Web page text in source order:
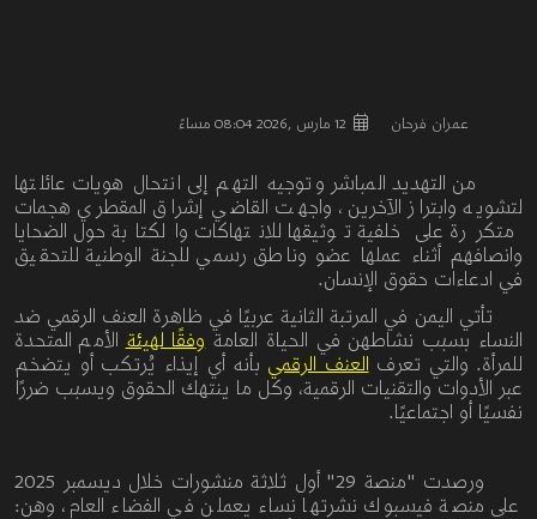
عمران فرحان 12 مارس ,2026 08:04 مساءً
من التهديد المباشر وتوجيه التهم إلى انتحال هويات عائلتها
لتشويه وابتراز الآخرين، واجهت القاضي إشراق المقطري هجمات
متكررة على خلفية توثيقها للانتهاكات والكتابة حول الضحايا
وانصافهم أثناء عملها عضو وناطق رسمي للجنة الوطنية للتحقيق
في ادعاءات حقوق الإنسان.
تأتي اليمن في المرتبة الثانية عربيًا في ظاهرة العنف الرقمي ضد
النساء بسبب نشاطهن في الحياة العامة وفقًا لهيئة الأمم المتحدة
للمرأة. والتي تعرف العنف الرقمي بأنه أي إيذاء يُرتكب أو
يتضخم
عبر الأدوات والتقنيات الرقمية، وكل ما ينتهك الحقوق ويسبب ضررًا
نفسيًا أو اجتماعيًا .
ورصدت "منصة 29" أول ثلاثة منشورات خلال ديسمبر 2025
على منصة فيسبوك نشرتها نساء يعملن في الفضاء العام، وهن: